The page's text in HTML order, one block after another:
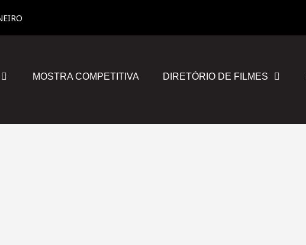
MOSTRA COMPETITIVA DIRETÓRIO DE FILMES